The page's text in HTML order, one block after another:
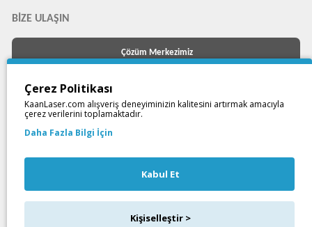
BIZE ULAŞIN
Çözüm Merkezimiz
Çağrı Merkezimizi arayın
+903526060423
Çerez Politikası
KaanLaser.com alışveriş deneyiminizin kalitesini artırmak amacıyla
çerez verilerini toplamaktadır.
Daha Fazla Bilgi İçin
Kabul Et
Kişiselleştir >